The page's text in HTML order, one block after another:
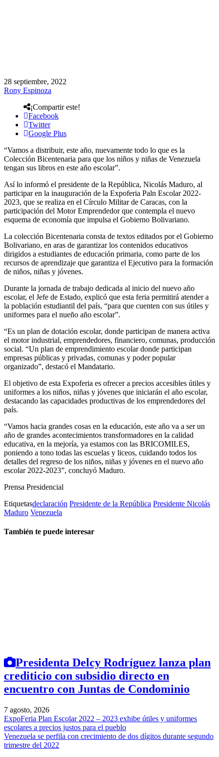
28 septiembre, 2022
Rony Espinoza
¡Compartir este!
Facebook
Twitter
Google Plus
“Vamos a distribuir, este año, nuevamente todo lo que es la
Colección Bicentenaria para que los niños y niñas de Venezuela
tengan sus libros en este año escolar”.
Así lo informó el presidente de la República, Nicolás Maduro, al
participar en la inauguración de la Expoferia Paln Escolar 2022-
2023, que se realiza en el Círculo Militar de Caracas, con la
participación del Motor Emprendedor que contempla el nuevo
esquema de economía que impulsa el Gobierno Bolivariano.
La colección Bicentenaria consta de textos editados por el Gobierno
Bolivariano, en aras de garantizar los contenidos educativos
dirigidos a estudiantes de educación primaria, como parte de los
recursos de aprendizaje que garantiza el Ejecutivo para la formación
de niños, niñas y jóvenes.
Durante la jornada de trabajo dedicada al inicio del nuevo año
escolar, el Jefe de Estado, explicó que esta feria permitirá atender a
la población estudiantil del país, “para que cuenten con sus útiles y
uniformes para el nueño año escolar”.
“Es un plan de dotación escolar, donde participan de manera activa
el motor industrial, emprendedores, financiero, comunas, producción
social. “Un plan de emprendimiento escolar donde participan
empresas públicas y privadas, comunas y poder popular
organizado”, destacó el Mandatario.
El objetivo de esta Expoferia es ofrecer a precios accesibles útiles y
uniformes a los niños, niñas y jóvenes que iniciarán el año escolar,
destacando las capacidades productivas de los emprendedores del
país.
“Vamos hacia grandes cosas en la educación, este año va a ser un
año de grandes acontecimientos transformadores en la calidad
educativa, en la mejoría, ya estamos con las BRICOMILES,
poniendo a tono todas las escuelas y liceos, cuidando todos los
detalles del regreso de los niños, niñas y jóvenes en el nuevo año
escolar 2022-2023”, concluyó Maduro.
Prensa Presidencial
Etiquetasdeclaración Presidente de la República Presidente Nicolás
Maduro Venezuela
También te puede interesar
Presidenta Delcy Rodríguez lanza plan
crediticio con subsidio directo en
encuentro con Juntas de Condominio
7 agosto, 2026
ExpoFeria Plan Escolar 2022 – 2023 exhibe útiles y uniformes
escolares a precios justos para el pueblo
Venezuela se perfila con crecimiento de dos dígitos durante segundo
trimestre del 2022